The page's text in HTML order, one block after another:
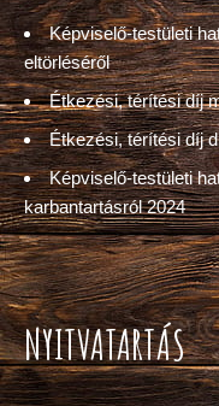
Képviselő-testületi
eltörléséről
Étkezési, térítési díj
Étkezési, térítési díj
Képviselő-testületi
karbantartásról 2024
NYITVATARTÁS